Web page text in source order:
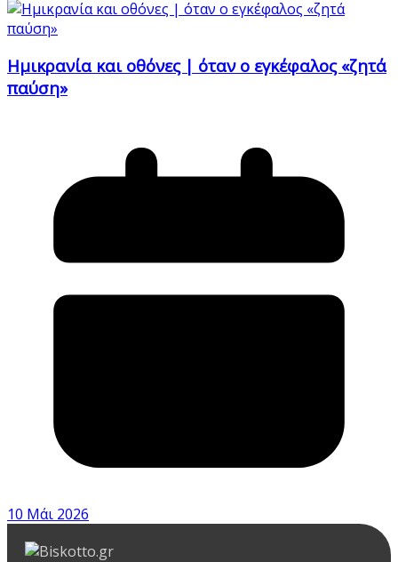
Ημικρανία και οθόνες | όταν ο εγκέφαλος «ζητά
παύση»
10 Μάι 2026